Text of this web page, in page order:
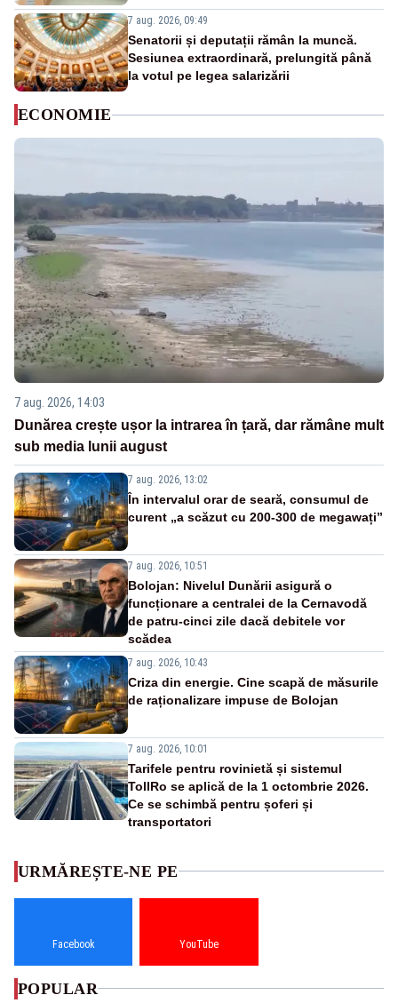
7 aug. 2026, 09:49
Senatorii și deputații rămân la muncă.
Sesiunea extraordinară, prelungită până
la votul pe legea salarizării
ECONOMIE
7 aug. 2026, 14:03
Dunărea crește ușor la intrarea în țară, dar rămâne mult
sub media lunii august
7 aug. 2026, 13:02
În intervalul orar de seară, consumul de
curent „a scăzut cu 200-300 de megawați”
7 aug. 2026, 10:51
Bolojan: Nivelul Dunării asigură o
funcționare a centralei de la Cernavodă
de patru-cinci zile dacă debitele vor
scădea
7 aug. 2026, 10:43
Criza din energie. Cine scapă de măsurile
de raționalizare impuse de Bolojan
7 aug. 2026, 10:01
Tarifele pentru rovinietă și sistemul
TollRo se aplică de la 1 octombrie 2026.
Ce se schimbă pentru șoferi și
transportatori
URMĂREȘTE-NE PE
Facebook YouTube
POPULAR